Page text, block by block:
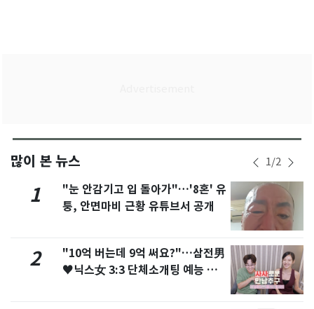
많이 본 뉴스 1/2
1
"눈 안감기고 입 돌아가"…'8혼' 유
퉁, 안면마비 근황 유튜브서 공개
2
"10억 버는데 9억 써요?"…삼전男
♥닉스女 3:3 단체소개팅 예능 화